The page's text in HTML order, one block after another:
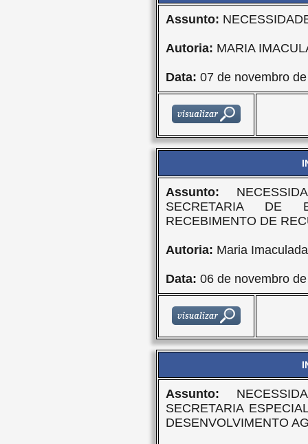
Assunto:
Autoria: MARIA
Data: 07 de novembro
Assunto:
SECRETARIA DE
RECEBIMENTO DE
Autoria: Maria
Data: 06 de novembro
Assunto:
SECRETARIA
DESENVOLVIMENTO